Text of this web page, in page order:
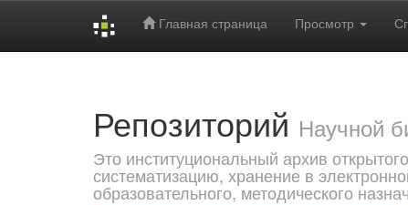
Главная страница Просмотр
Репозиторий Научной
Это институциональный архив
систематизацию, хранение в
образовательного, методического